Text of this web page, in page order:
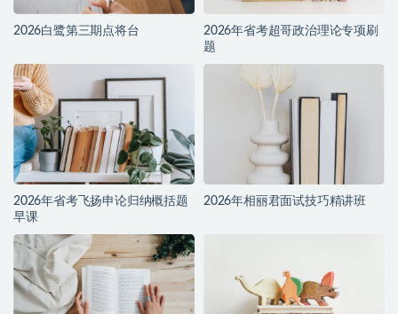
2026白鹭第三期点将台
2026年省考超哥政治理论专项刷
题
2026年省考飞扬申论归纳概括题
早课
2026年相丽君面试技巧精讲班